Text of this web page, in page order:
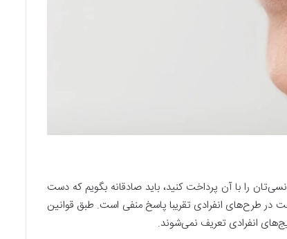
را با آن پرداخت کنید، باید صادقانه بگویم که دست
گفت در طرح‌های انفرادی تقریبا پاسخ منفی است. طبق قوانین
انفرادی تعریف نمی‌شوند.